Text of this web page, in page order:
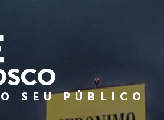
SEU PÚBLICO